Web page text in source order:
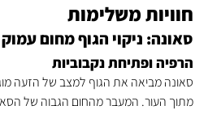
חוויות משלימות
סאונה: ניקוי הגוף מחום עמוק
הרפיה ופתיחת נקבוביות
סאונה מביאה את הגוף למצב של הזעה
מתוך העור. המעבר מהחום הגבוה של